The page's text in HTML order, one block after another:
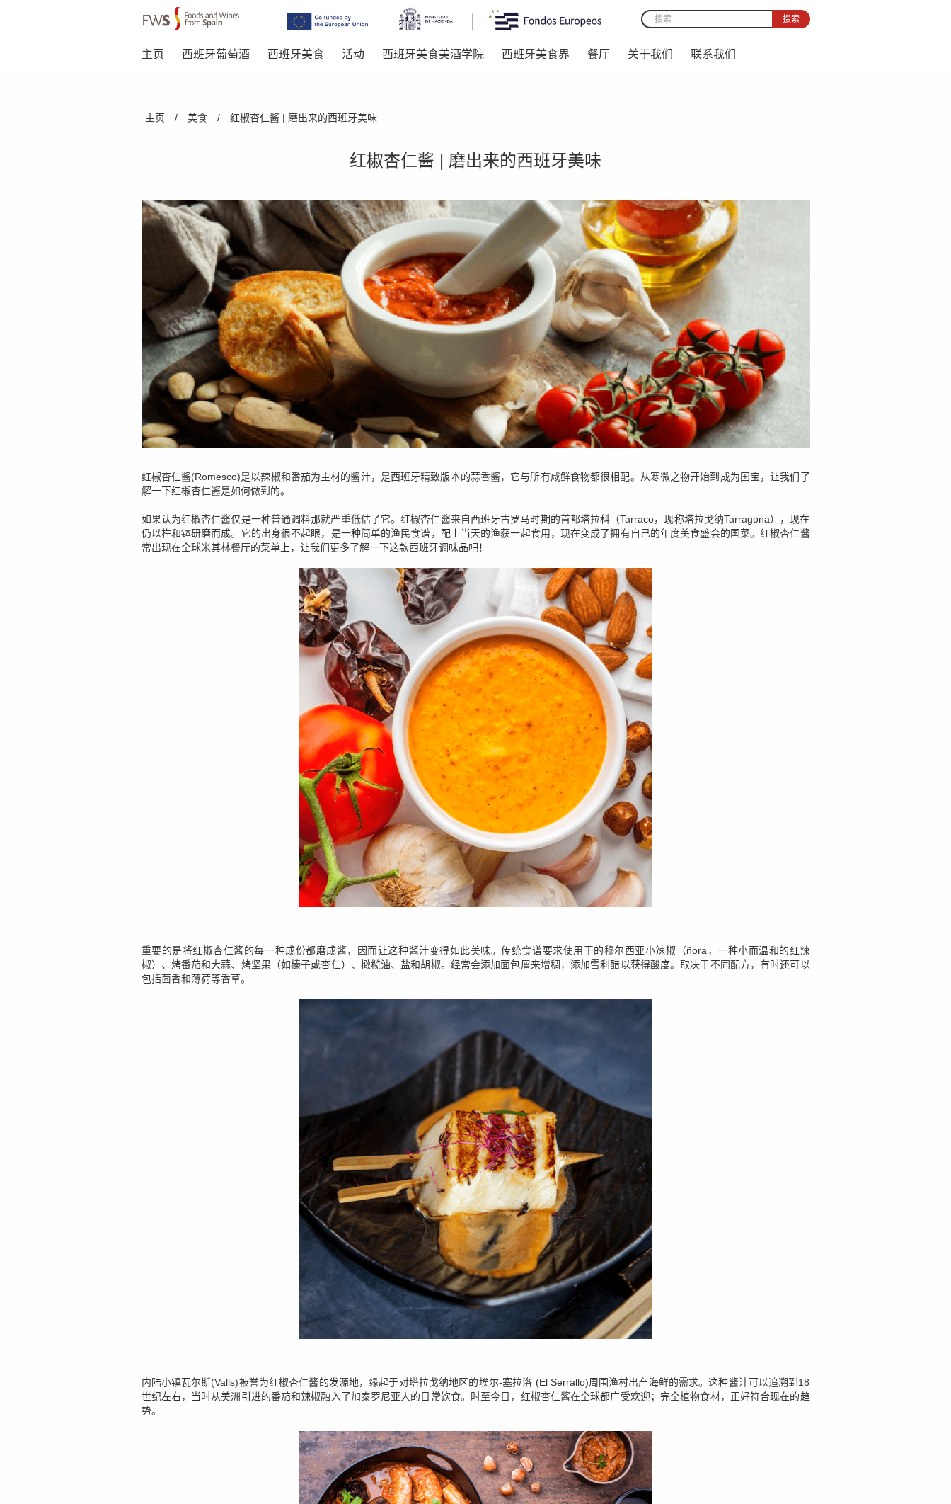
Search form
搜索
主页 西班牙葡萄酒 西班牙美食 活动 西班牙美食美酒学院 西班牙美食界 餐厅 关于我们 联系我们
You are here
主页 / 美食 / 红椒杏仁酱 | 磨出来的西班牙美味
红椒杏仁酱 | 磨出来的西班牙美味
红椒杏仁酱(Romesco)是以辣椒和番茄为主材的酱汁，是西班牙精致版本的蒜香酱，它与所有咸鲜食物都很相配。从寒微之物开始到成为国宝，让我们了
解一下红椒杏仁酱是如何做到的。
如果认为红椒杏仁酱仅是一种普通调料那就严重低估了它。红椒杏仁酱来自西班牙古罗马时期的首都塔拉科（Tarraco，现称塔拉戈纳Tarragona），现在
仍以杵和钵研磨而成。它的出身很不起眼，是一种简单的渔民食谱，配上当天的渔获一起食用，现在变成了拥有自己的年度美食盛会的国菜。红椒杏仁酱
常出现在全球米其林餐厅的菜单上，让我们更多了解一下这款西班牙调味品吧！
重要的是将红椒杏仁酱的每一种成份都磨成酱，因而让这种酱汁变得如此美味。传统食谱要求使用干的穆尔西亚小辣椒（ñora，一种小而温和的红辣
椒）、烤番茄和大蒜、烤坚果（如榛子或杏仁）、橄榄油、盐和胡椒。经常会添加面包屑来增稠，添加雪利醋以获得酸度。取决于不同配方，有时还可以
包括茴香和薄荷等香草。
内陆小镇瓦尔斯(Valls)被誉为红椒杏仁酱的发源地，缘起于对塔拉戈纳地区的埃尔-塞拉洛 (El Serrallo)周围渔村出产海鲜的需求。这种酱汁可以追溯到18
世纪左右，当时从美洲引进的番茄和辣椒融入了加泰罗尼亚人的日常饮食。时至今日，红椒杏仁酱在全球都广受欢迎；完全植物食材，正好符合现在的趋
势。